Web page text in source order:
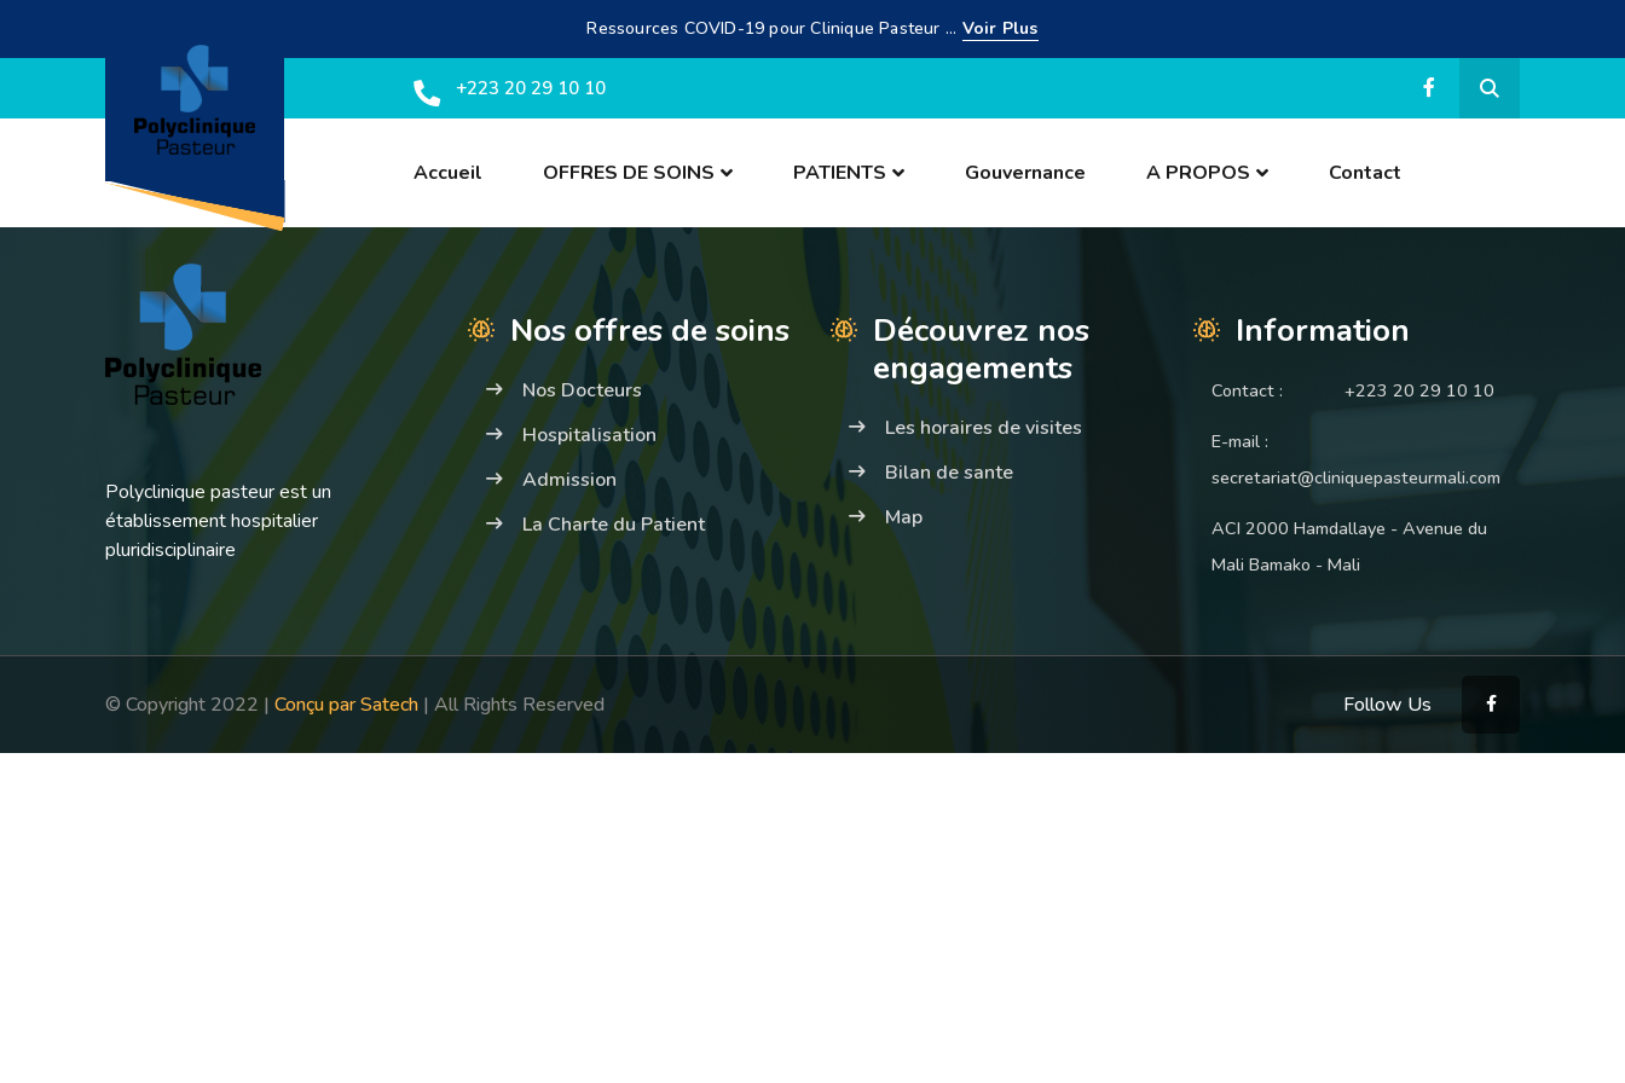
Ressources COVID-19 pour Clinique Pasteur ... Voir Plus
+223 20 29 10 10
Accueil OFFRES DE SOINS PATIENTS Gouvernance A PROPOS Contact
Polyclinique pasteur est un
établissement hospitalier
pluridisciplinaire
Nos offres de soins
Nos Docteurs
Hospitalisation
Admission
La Charte du Patient
Découvrez nos
engagements
Les horaires de visites
Bilan de sante
Map
Information
Contact : +223 20 29 10 10
E-mail :
secretariat@cliniquepasteurmali.com
ACI 2000 Hamdallaye - Avenue du
Mali Bamako - Mali
© Copyright 2022 | Conçu par Satech | All Rights Reserved Follow Us